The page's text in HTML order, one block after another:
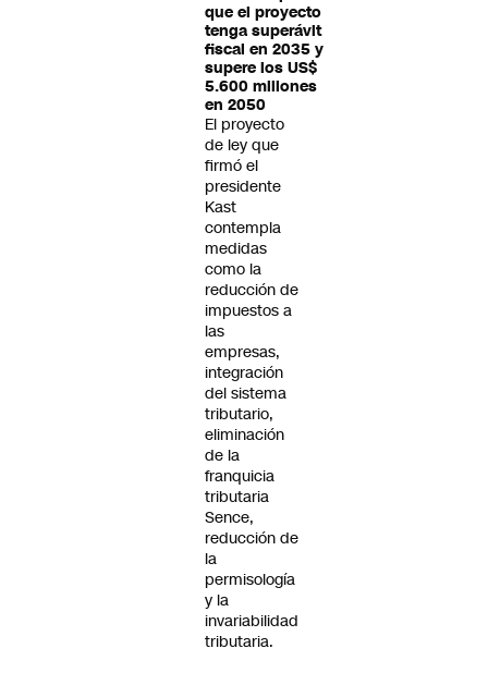
que el proyecto
tenga superávit
fiscal en 2035 y
supere los US$
5.600 millones
en 2050
El proyecto
de ley que
firmó el
presidente
Kast
contempla
medidas
como la
reducción de
impuestos a
las
empresas,
integración
del sistema
tributario,
eliminación
de la
franquicia
tributaria
Sence,
reducción de
la
permisología
y la
invariabilidad
tributaria.